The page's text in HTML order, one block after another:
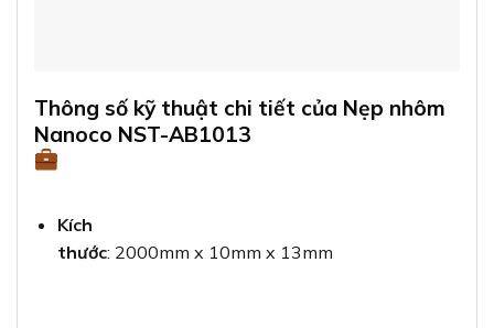
Thông số kỹ thuật chi tiết của Nẹp nhôm
Nanoco NST-AB1013
Kích
thước: 2000mm x 10mm x 13mm